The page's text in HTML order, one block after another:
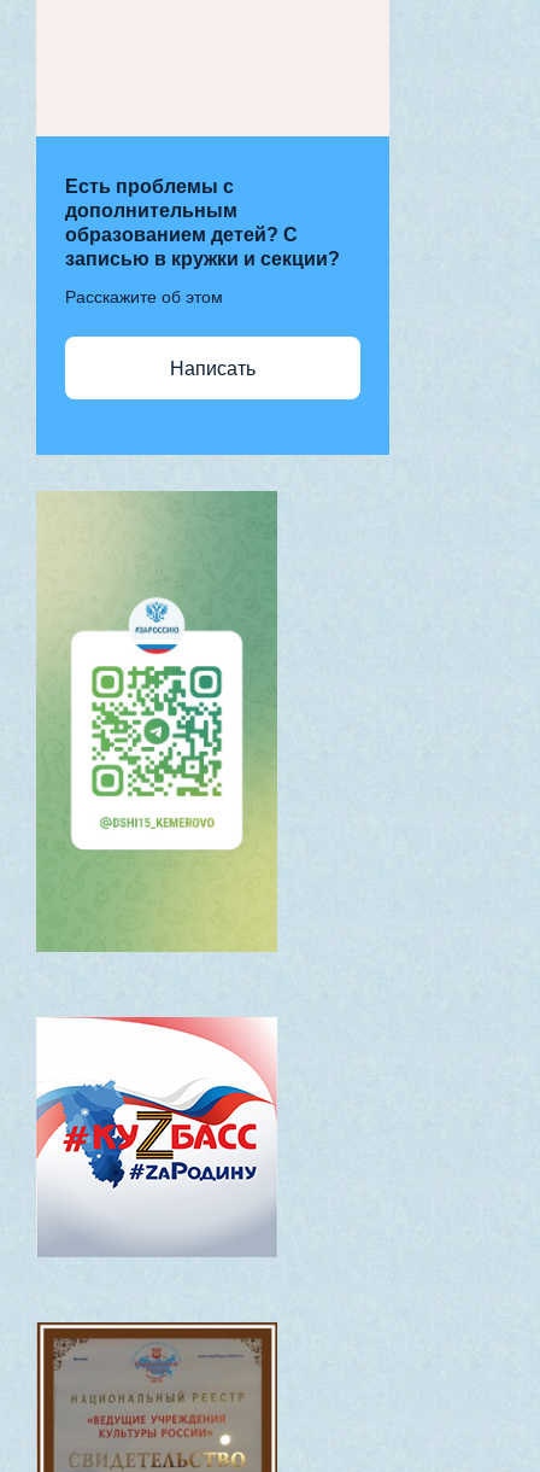
Есть проблемы с
дополнительным
образованием детей? С
записью в кружки и секции?
Расскажите об этом
Написать